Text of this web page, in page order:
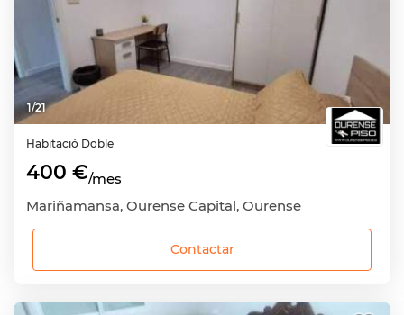
1/21
Habitació Doble
400 €/mes
Mariñamansa, Ourense Capital, Ourense
Contactar